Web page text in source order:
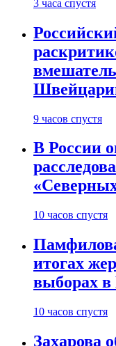
3 часа спустя
9 часов спустя
В России
10 часов спустя
итогах
выборах в
10 часов спустя
Захарова